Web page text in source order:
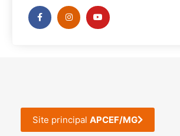
Site principal APCEF/MG